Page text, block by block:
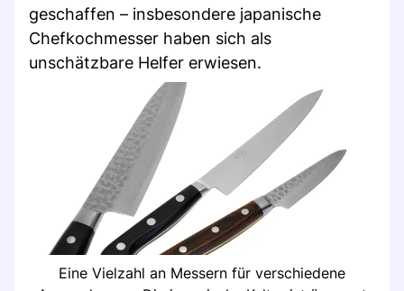
geschaffen – insbesondere japanische
Chefkochmesser haben sich als
unschätzbare Helfer erwiesen.
Eine Vielzahl an Messern für verschiedene